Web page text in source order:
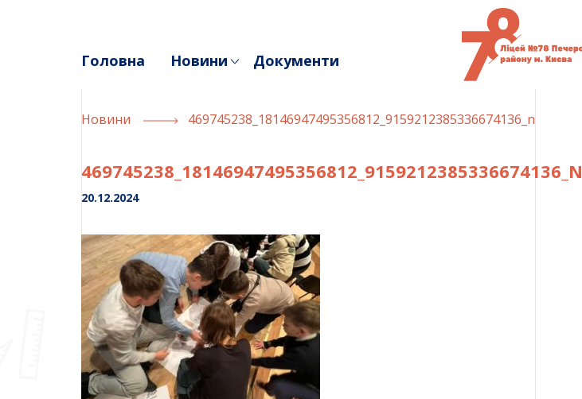
Головна Новини Документи
Новини 469745238_18146947495356812_9159212385336674136_n
469745238_18146947495356812_9159212385336674136_N
20.12.2024